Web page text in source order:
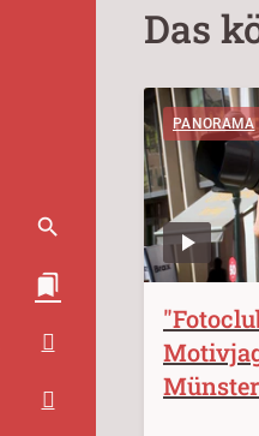
Das
PANORAMA
Münster